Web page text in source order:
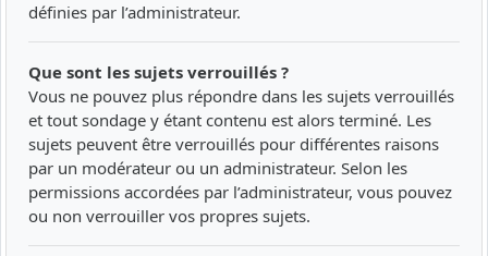
définies par l’administrateur.
Que sont les sujets verrouillés ?
Vous ne pouvez plus répondre dans les sujets verrouillés
et tout sondage y étant contenu est alors terminé. Les
sujets peuvent être verrouillés pour différentes raisons
par un modérateur ou un administrateur. Selon les
permissions accordées par l’administrateur, vous pouvez
ou non verrouiller vos propres sujets.